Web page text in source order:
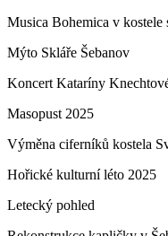
Musica Bohemica v kostele
Mýto Skláře Šebanov
Koncert Kataríny
Masopust 2025
Výměna ciferníků kostela
Hořické kulturní léto 2025
Letecký pohled